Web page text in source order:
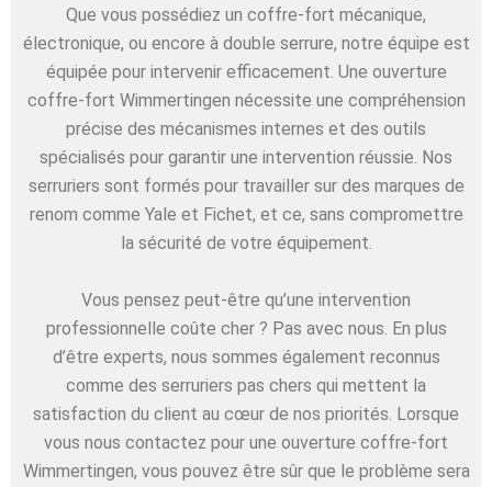
Que vous possédiez un coffre-fort mécanique,
électronique, ou encore à double serrure, notre équipe est
équipée pour intervenir efficacement. Une ouverture
coffre-fort Wimmertingen nécessite une compréhension
précise des mécanismes internes et des outils
spécialisés pour garantir une intervention réussie. Nos
serruriers sont formés pour travailler sur des marques de
renom comme Yale et Fichet, et ce, sans compromettre
la sécurité de votre équipement.
Vous pensez peut-être qu’une intervention
professionnelle coûte cher ? Pas avec nous. En plus
d’être experts, nous sommes également reconnus
comme des serruriers pas chers qui mettent la
satisfaction du client au cœur de nos priorités. Lorsque
vous nous contactez pour une ouverture coffre-fort
Wimmertingen, vous pouvez être sûr que le problème sera